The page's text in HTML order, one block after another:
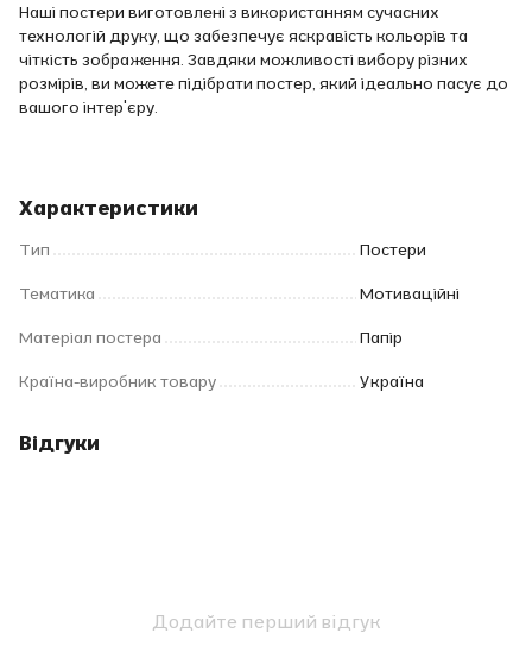
Наші постери виготовлені з використанням сучасних
технологій друку, що забезпечує яскравість кольорів та
чіткість зображення. Завдяки можливості вибору різних
розмірів, ви можете підібрати постер, який ідеально пасує до
вашого інтер'єру.
Характеристики
Тип Постери
Тематика Мотиваційні
Матеріал постера Папір
Країна-виробник товару Україна
Відгуки
Додайте перший відгук